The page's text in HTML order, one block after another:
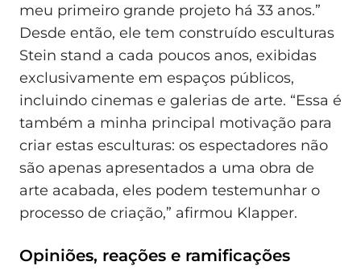
meu primeiro grande projeto há 33 anos.”
Desde então, ele tem construído esculturas
Stein stand a cada poucos anos, exibidas
exclusivamente em espaços públicos,
incluindo cinemas e galerias de arte. “Essa é
também a minha principal motivação para
criar estas esculturas: os espectadores não
são apenas apresentados a uma obra de
arte acabada, eles podem testemunhar o
processo de criação,” afirmou Klapper.
Opiniões, reações e ramificações